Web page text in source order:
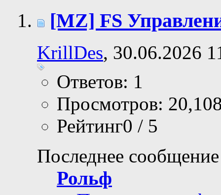
[MZ] FS
KrillDes, 30.06.2026
Ответов: 1
Просмотров:
Рейтинг0 / 5
Последнее
Рольф